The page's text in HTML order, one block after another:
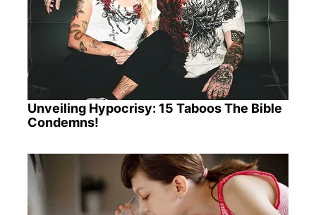
Unveiling Hypocrisy: 15 Taboos The Bible
Condemns!